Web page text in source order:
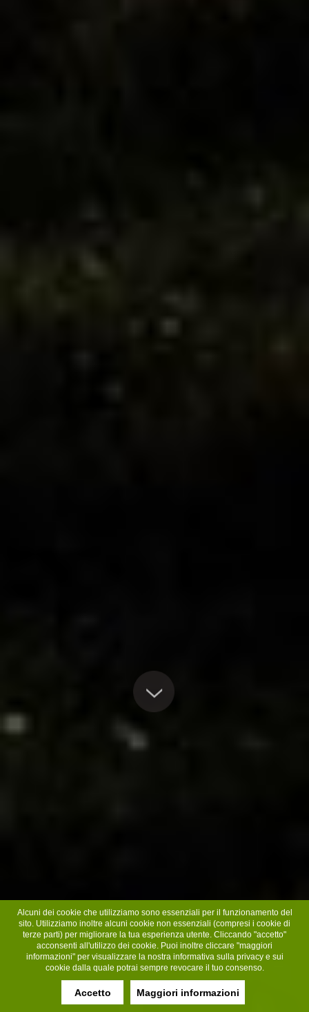
Alcuni dei cookie che utilizziamo sono essenziali per il funzionamento del
sito. Utilizziamo inoltre alcuni cookie non essenziali (compresi i cookie di
terze parti) per migliorare la tua esperienza utente. Cliccando "accetto"
acconsenti all'utilizzo dei cookie. Puoi inoltre cliccare "maggiori
informazioni" per visualizzare la nostra informativa sulla privacy e sui
cookie dalla quale potrai sempre revocare il tuo consenso.
Accetto Maggiori informazioni